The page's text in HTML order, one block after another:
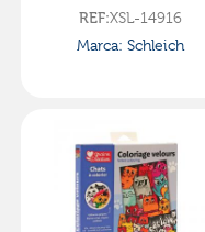
schleich
REF:XSL-14916
Marca: Schleich